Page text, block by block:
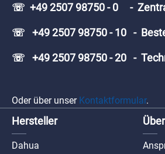
☏ +49 2507 98750 - 0 -
☏ +49 2507 98750 - 10 -
☏ +49 2507 98750 - 20 -
Oder über unser Kontaktformular.
Hersteller
Dahua